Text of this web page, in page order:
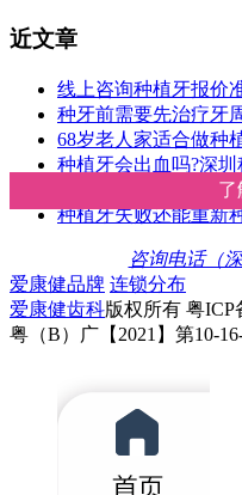
了
了
近文章
线上咨询种植牙报价
种牙前需要先治疗牙
68岁老人家适合做种
种植牙会出血吗?深
深圳种植牙价格多少
种植牙失败还能重新
咨询电话（深
爱康健品牌 连锁分布
爱康健齿科版权所有 粤ICP
粤（B）广【2021】第10-